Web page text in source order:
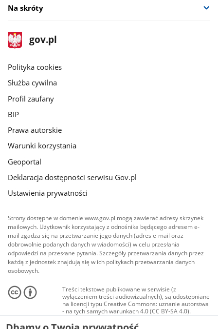
Na skróty
stopka
gov.pl
Strona
gov.pl
gov.pl
Polityka cookies
Służba cywilna
Profil zaufany
BIP
Prawa autorskie
Warunki korzystania
Geoportal
Deklaracja dostępności serwisu Gov.pl
Ustawienia prywatności
Strony dostępne w domenie www.gov.pl mogą zawierać adresy skrzynek
mailowych. Użytkownik korzystający z odnośnika będącego adresem e-
mail zgadza się na przetwarzanie jego danych (adres e-mail oraz
dobrowolnie podanych danych w wiadomości) w celu przesłania
odpowiedzi na przesłane pytania. Szczegóły przetwarzania danych przez
każdą z jednostek znajdują się w ich politykach przetwarzania danych
osobowych.
Treści tekstowe publikowane w serwisie (z
wyłączeniem treści audiowizualnych), są udostępniane
na licencji typu Creative Commons: uznanie autorstwa
- na tych samych warunkach 4.0 (CC BY-SA 4.0).
Materiały audiowizualne, w tym zdjęcia, materiały
audio i wideo, są udostępniane na licencji typu